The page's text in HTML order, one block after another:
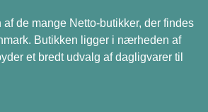
af de mange Netto-butikker, der findes
Butikken ligger i nærheden af
et bredt udvalg af dagligvarer til